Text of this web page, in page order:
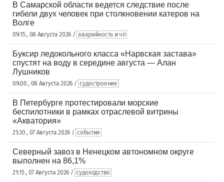
В Самарской области ведется следствие после
гибели двух человек при столкновении катеров на
Волге
09:15 , 08 Августа 2026 / аварийность и чп
Буксир ледокольного класса «Нарвская застава»
спустят на воду в середине августа — Алан
Лушников
09:00 , 08 Августа 2026 / судостроение
В Петербурге протестировали морские
беспилотники в рамках отраслевой витрины
«Акватория»
21:30 , 07 Августа 2026 / события
Северный завоз в Ненецком автономном округе
выполнен на 86,1%
21:15 , 07 Августа 2026 / судоходство